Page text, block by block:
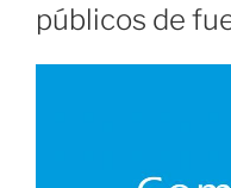
públicos de